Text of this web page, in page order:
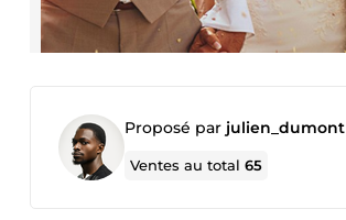
Proposé par julien_dumont
Ventes au total65